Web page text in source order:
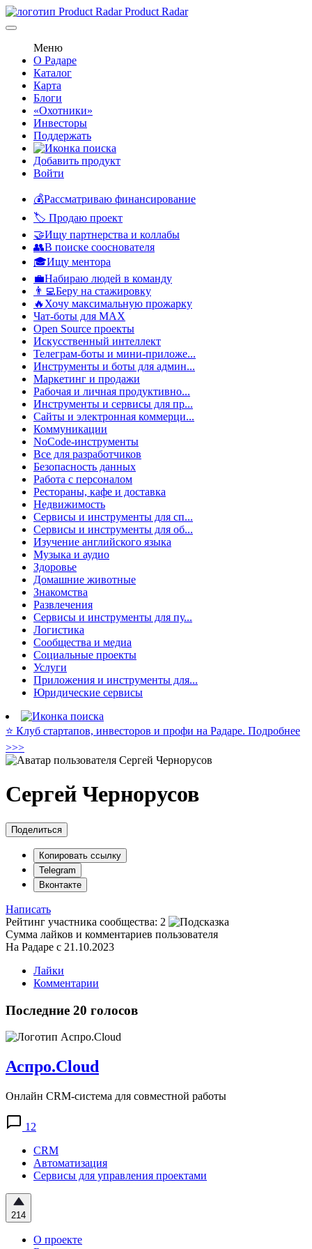
Product Radar
Меню
О Радаре
Каталог
Карта
Блоги
«Охотники»
Инвесторы
Поддержать
Добавить продукт
Войти
💰Рассматриваю финансирование
🏷️ Продаю проект
🤝Ищу партнерства и коллабы
👥В поиске сооснователя
🎓Ищу ментора
💼Набираю людей в команду
👨‍💻Беру на стажировку
🔥Хочу максимальную прожарку
Чат-боты для MAX
Open Source проекты
Искусственный интеллект
Телеграм-боты и мини-приложе...
Инструменты и боты для админ...
Маркетинг и продажи
Рабочая и личная продуктивно...
Инструменты и сервисы для пр...
Сайты и электронная коммерци...
Коммуникации
NoCode-инструменты
Все для разработчиков
Безопасность данных
Работа с персоналом
Рестораны, кафе и доставка
Недвижимость
Сервисы и инструменты для сп...
Сервисы и инструменты для об...
Изучение английского языка
Музыка и аудио
Здоровье
Домашние животные
Знакомства
Развлечения
Сервисы и инструменты для пу...
Логистика
Сообщества и медиа
Социальные проекты
Услуги
Приложения и инструменты для...
Юридические сервисы
⭐️ Клуб стартапов, инвесторов и профи на Радаре. Подробнее
>>>
Сергей Чернорусов
Поделиться
Копировать ссылку
Telegram
Вконтакте
Написать
Рейтинг участника сообщества: 2
Сумма лайков и комментариев пользователя
На Радаре с 21.10.2023
Лайки
Комментарии
Последние 20 голосов
Аспро.Cloud
Онлайн CRM-система для совместной работы
12
CRM
Автоматизация
Сервисы для управления проектами
214
О проекте